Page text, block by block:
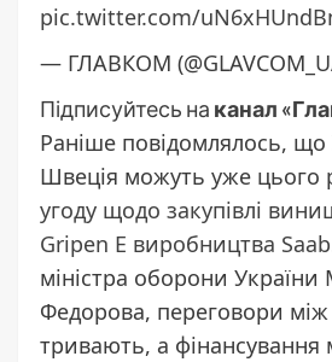
pic.twitter.com/
— ГЛАВКОМ
Підписуйтесь на канал
Раніше повідомлялось, що
Швеція можуть уже цього
угоду щодо закупівлі
Gripen E виробництва
міністра оборони
Федорова, переговори
тривають, а фінансування